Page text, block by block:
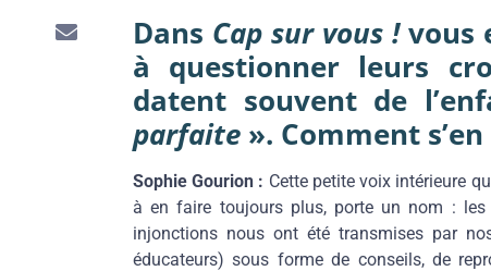
Dans Cap sur vous !vous
à questionner leurs
datent souvent de
parfaite ». Comment
Sophie Gourion : Cette petite voix intérieure
à en faire toujours plus, porte un nom : les
injonctions nous ont été transmises par
éducateurs) sous forme de conseils, de